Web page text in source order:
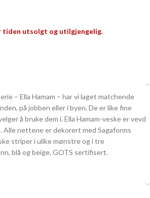
utsolgt og utilgjengelig.
– Ella Hamam – har vi laget matchende
på jobben eller i byen. De er like fine
å bruke dem i. Ella Hamam-veske er vevd
Alle nettene er dekorert med Sagaforms
striper i ulike mønstre og i tre
blå og beige. GOTS sertifisert.